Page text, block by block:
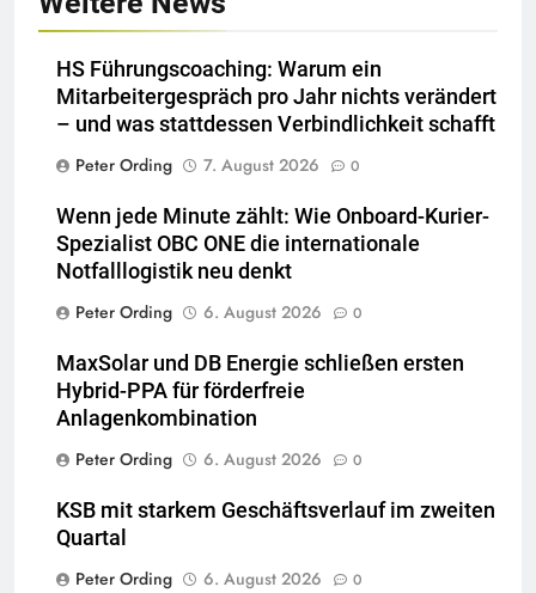
HS Führungscoaching: Warum ein
Mitarbeitergespräch pro Jahr nichts verändert
– und was stattdessen Verbindlichkeit schafft
Peter Ording
7. August 2026 0
Wenn jede Minute zählt: Wie Onboard-Kurier-
Spezialist OBC ONE die internationale
Notfalllogistik neu denkt
Peter Ording
6. August 2026 0
MaxSolar und DB Energie schließen ersten
Hybrid-PPA für förderfreie
Anlagenkombination
Peter Ording
6. August 2026 0
KSB mit starkem Geschäftsverlauf im zweiten
Quartal
Peter Ording
6. August 2026 0